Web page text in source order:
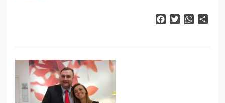
FacebookTwitter